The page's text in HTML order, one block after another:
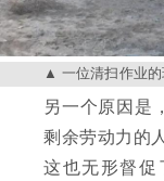
一位清扫作业
另一个原因是
剩余劳动力的
这也无形督促